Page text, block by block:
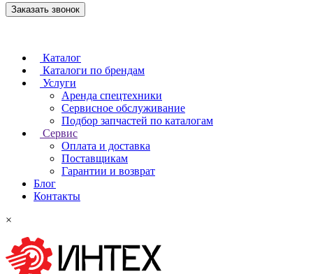
Заказать звонок
Каталог
Каталоги по брендам
Услуги
Аренда спецтехники
Сервисное обслуживание
Подбор запчастей по каталогам
Сервис
Оплата и доставка
Поставщикам
Гарантии и возврат
Блог
Контакты
×